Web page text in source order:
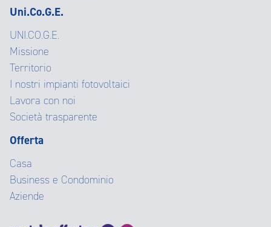
Uni.Co.G.E.
UNI.CO.G.E.
Missione
Territorio
I nostri impianti fotovoltaici
Lavora con noi
Società trasparente
Offerta
Casa
Business e Condominio
Aziende